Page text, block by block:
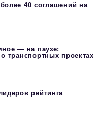
40 соглашений на
— на паузе:
транспортных проектах
рейтинга